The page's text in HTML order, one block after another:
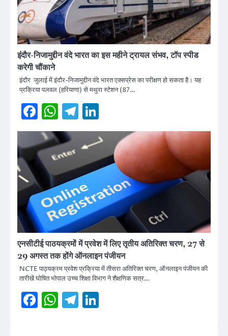
इंदौर-निजामुद्दीन वंदे भारत का इस महीने ट्रायल संभव, टॉप स्पीड
करेगी चौंकाने
इंदौर जुलाई में इंदौर-निजामुद्दीन वंदे भारत एक्सप्रेस का परीक्षण हो सकता है। यह
प्रक्रिया पलवल (हरियाणा) से मथुरा स्टेशन (87…
Facebook
WhatsApp
Telegram
एनसीटीई पाठयक्रमों में प्रवेश में लिए तृतीय अतिरिक्त चरण, 27 से
29 अगस्त तक होंगे ऑनलाइन पंजीयन
NCTE पाठ्यक्रम प्रवेश प्रक्रिया में तीसरा अतिरिक्त चरण, ऑनलाइन पंजीयन की
तारीखें घोषित भोपाल उच्च शिक्षा विभाग ने शैक्षणिक सत्र…
Facebook
WhatsApp
Telegram